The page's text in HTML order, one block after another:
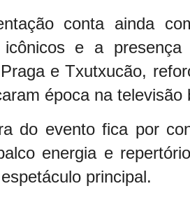
conta ainda
icônicos e a
e Txutxucão,
época na televisão
do evento fica por
energia e
principal.